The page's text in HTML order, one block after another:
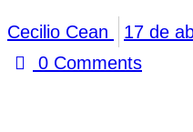
Cecilio Cean
17 de
0 Comments